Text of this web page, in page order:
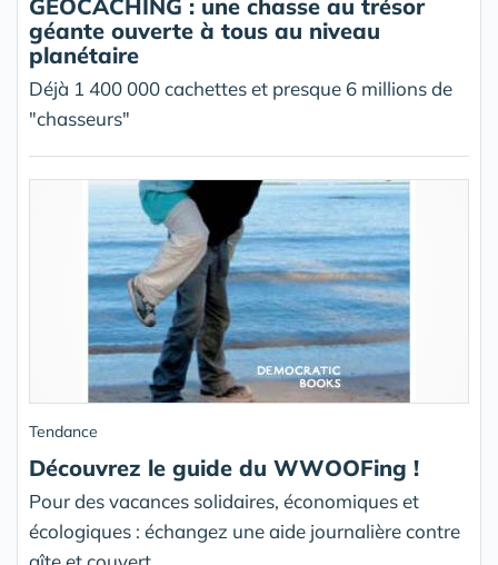
GEOCACHING : une chasse au trésor
géante ouverte à tous au niveau
planétaire
Déjà 1 400 000 cachettes et presque 6 millions de
"chasseurs"
Tendance
Découvrez le guide du WWOOFing !
Pour des vacances solidaires, économiques et
écologiques : échangez une aide journalière contre